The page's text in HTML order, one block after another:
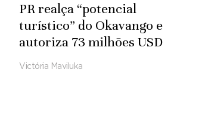
PR realça “potencial
turístico” do Okavango e
autoriza 73 milhões USD
para infra-estruturas
Victória Maviluka